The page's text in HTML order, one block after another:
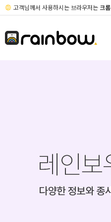
고객님께서 사용하시는 브라우저는 크롬